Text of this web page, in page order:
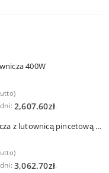
400W
2,607.60zł.
Quick TS6 Stacja lutownicza z lutownicą pincetową 60W
3,062.70zł.